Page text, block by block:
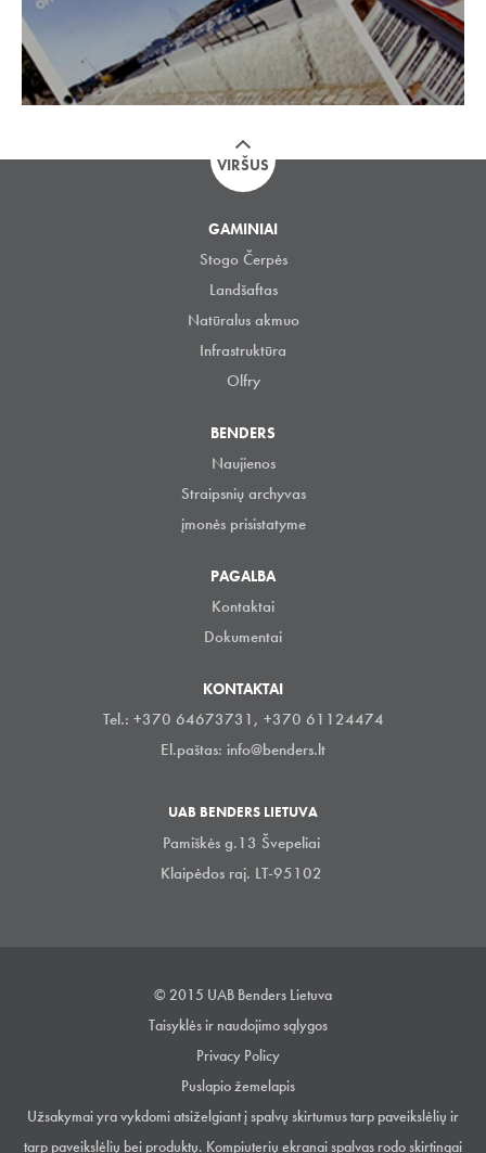
VIRŠUS
GAMINIAI
Stogo Čerpės
Landšaftas
Natūralus akmuo
Infrastruktūra
Olfry
BENDERS
Naujienos
Straipsnių archyvas
įmonės prisistatyme
PAGALBA
Kontaktai
Dokumentai
KONTAKTAI
Tel.: +370 64673731, +370 61124474
El.paštas: info@benders.lt
UAB BENDERS LIETUVA
Pamiškės g.13 Švepeliai
Klaipėdos raj. LT-95102
© 2015 UAB Benders Lietuva
Taisyklės ir naudojimo sąlygos
Privacy Policy
Puslapio žemelapis
Užsakymai yra vykdomi atsiželgiant į spalvų skirtumus tarp paveikslėlių ir
tarp paveikslėlių bei produktų. Kompiuterių ekranai spalvas rodo skirtingai